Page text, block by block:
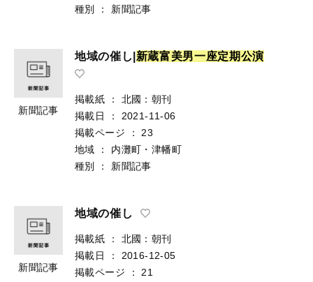
種別
： 新聞記事
新聞記事
地域の催し| 新蔵富美男一座定期公演
掲載紙 ：
北國：朝刊
掲載日
：
2021-11-06
掲載ページ
：
23
地域
：
内灘町・津幡町
種別
： 新聞記事
新聞記事
地域の催し
掲載紙 ：
北國：朝刊
掲載日
：
2016-12-05
掲載ページ
：
21